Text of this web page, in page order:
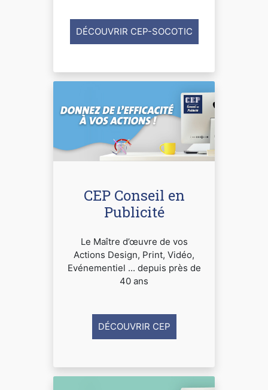
DÉCOUVRIR CEP-SOCOTIC
CEP Conseil en
Publicité
Le Maître d’œuvre de vos
Actions Design, Print, Vidéo,
Evénementiel ... depuis près de
40 ans
DÉCOUVRIR CEP